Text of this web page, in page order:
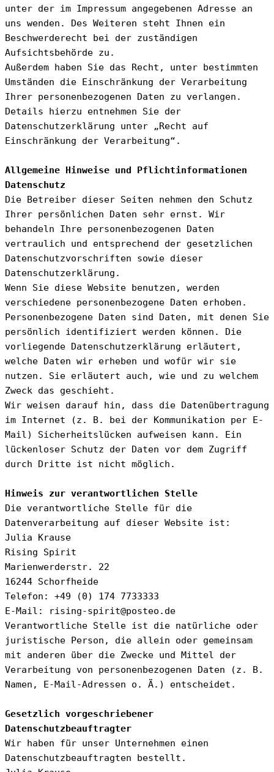
unter der im Impressum angegebenen Adresse an
uns wenden. Des Weiteren steht Ihnen ein
Beschwerderecht bei der zuständigen
Aufsichtsbehörde zu.
Außerdem haben Sie das Recht, unter bestimmten
Umständen die Einschränkung der Verarbeitung
Ihrer personenbezogenen Daten zu verlangen.
Details hierzu entnehmen Sie der
Datenschutzerklärung unter „Recht auf
Einschränkung der Verarbeitung“.
Allgemeine Hinweise und Pflichtinformationen
Datenschutz
Die Betreiber dieser Seiten nehmen den Schutz
Ihrer persönlichen Daten sehr ernst. Wir
behandeln Ihre personenbezogenen Daten
vertraulich und entsprechend der gesetzlichen
Datenschutzvorschriften sowie dieser
Datenschutzerklärung.
Wenn Sie diese Website benutzen, werden
verschiedene personenbezogene Daten erhoben.
Personenbezogene Daten sind Daten, mit denen Sie
persönlich identifiziert werden können. Die
vorliegende Datenschutzerklärung erläutert,
welche Daten wir erheben und wofür wir sie
nutzen. Sie erläutert auch, wie und zu welchem
Zweck das geschieht.
Wir weisen darauf hin, dass die Datenübertragung
im Internet (z. B. bei der Kommunikation per E-
Mail) Sicherheitslücken aufweisen kann. Ein
lückenloser Schutz der Daten vor dem Zugriff
durch Dritte ist nicht möglich.
Hinweis zur verantwortlichen Stelle
Die verantwortliche Stelle für die
Datenverarbeitung auf dieser Website ist:
Julia Krause
Rising Spirit
Marienwerderstr. 22
16244 Schorfheide
Telefon: +49 (0) 174 7733333
E-Mail: rising-spirit@posteo.de
Verantwortliche Stelle ist die natürliche oder
juristische Person, die allein oder gemeinsam
mit anderen über die Zwecke und Mittel der
Verarbeitung von personenbezogenen Daten (z. B.
Namen, E-Mail-Adressen o. Ä.) entscheidet.
Gesetzlich vorgeschriebener
Datenschutzbeauftragter
Wir haben für unser Unternehmen einen
Datenschutzbeauftragten bestellt.